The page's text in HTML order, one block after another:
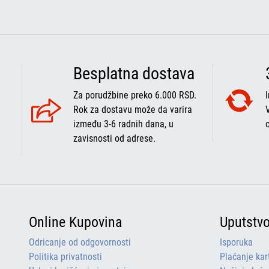
Besplatna dostava
Za porudžbine preko 6.000 RSD.
Rok za dostavu može da varira
između 3-6 radnih dana, u
zavisnosti od adrese.
Online Kupovina
Odricanje od odgovornosti
Politika privatnosti
Isporuka
Plaćanje